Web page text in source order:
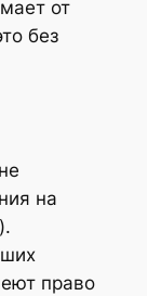
от
без
на
право